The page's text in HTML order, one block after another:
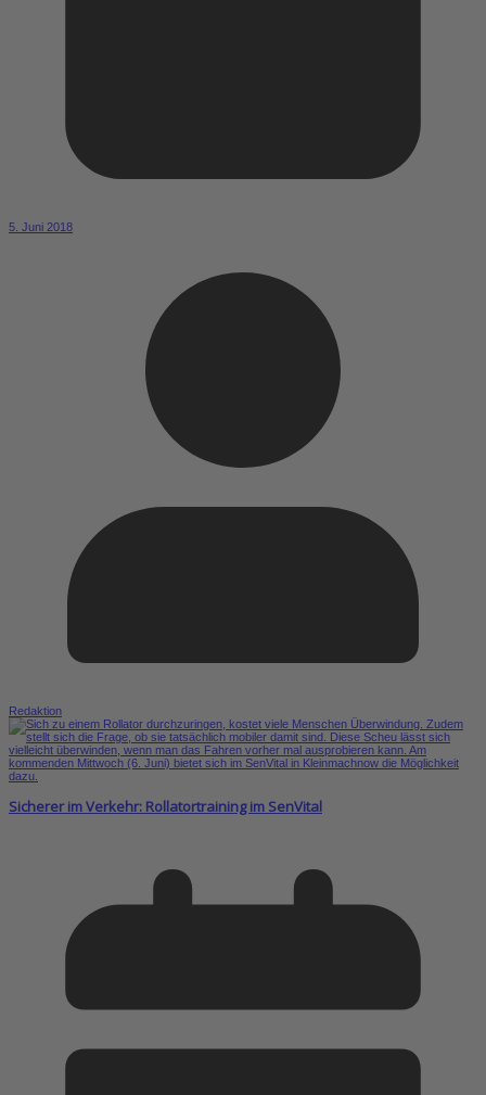
5. Juni 2018
Redaktion
Sicherer im Verkehr: Rollatortraining im SenVital